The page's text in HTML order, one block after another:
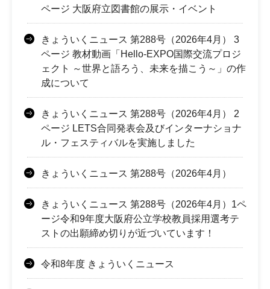
ページ 大阪府立図書館の展示・イベント
きょういくニュース 第288号（2026年4月） 3
ページ 教材動画「Hello-EXPO国際交流プロジ
ェクト ～世界と語ろう、未来を描こう～」の作
成について
きょういくニュース 第288号（2026年4月） 2
ページ LETS合同発表会及びインターナショナ
ル・フェスティバルを実施しました
きょういくニュース 第288号（2026年4月）
きょういくニュース 第288号（2026年4月）1ペ
ージ令和9年度大阪府公立学校教員採用選考テ
ストの出願締め切りが近づいています！
令和8年度 きょういくニュース